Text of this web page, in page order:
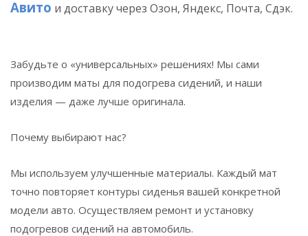
Авито и доставку через Озон, Яндекс, Почта, Сдэк.
Забудьте о «универсальных» решениях! Мы сами
производим маты для подогрева сидений, и наши
изделия — даже лучше оригинала.
Почему выбирают нас?
Мы используем улучшенные материалы. Каждый мат
точно повторяет контуры сиденья вашей конкретной
модели авто. Осуществляем ремонт и установку
подогревов сидений на автомобиль.